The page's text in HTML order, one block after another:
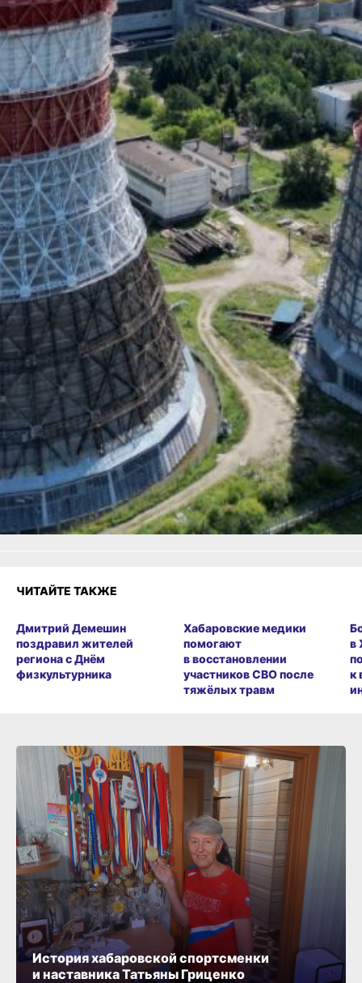
создать защитную пленку
на металлических поверхностях,
продлевая срок их службы.
Параллельно идёт монтаж
оборудования для сжигания газа
и настройка автоматических
систем управления.
В этом году на реконструкцию
энергоблока №2 выделено 5,6
миллиардов рублей. Как
рассказал заместитель главного
инженера станции Андрей
Барсук, на объекте ежедневно
трудятся около восьмиста
человек в две смены. Работы
идут по графику и после
завершения модернизации ТЭЦ-3
станет более надёжной,
экологичной и экономичной.
В ТЕМУ:
В Комсомольске-на-Амуре
досрочно завершили ремонт
дорог по нацпроекту
Читайте нас в соцсетях:
ВКонтакте ,
Одноклассники,
Телеграмили
Яндекс.ДзениМАКС
Как вам материал?
Огонь!
1
Супер Удивило
Грустно
Злость
Разочарование
ЧИТАЙТЕ ТАКЖЕ
Дмитрий Демешин
поздравил жителей
региона с Днём
физкультурника
Хабаровские медики
помогают
в восстановлении
участников СВО после
тяжёлых травм
в
к
История хабаровской спортсменки
и наставника Татьяны Гриценко